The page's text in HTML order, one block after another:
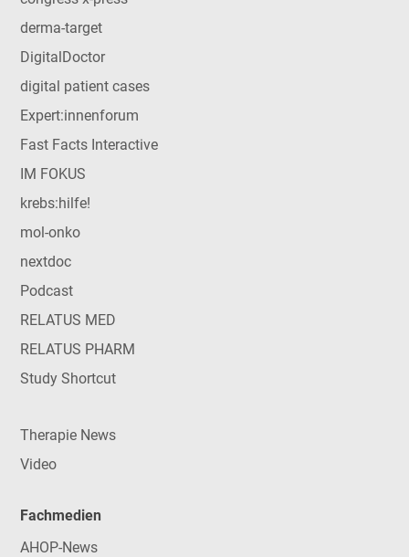
derma-target
DigitalDoctor
digital patient cases
Expert:innenforum
Fast Facts Interactive
IM FOKUS
krebs:hilfe!
mol-onko
nextdoc
Podcast
RELATUS MED
RELATUS PHARM
Study Shortcut
Therapie News
Video
Fachmedien
AHOP-News